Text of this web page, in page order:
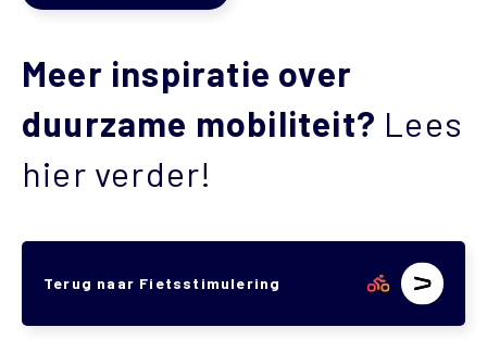
Meer inspiratie over
duurzame mobiliteit? Lees
hier verder!
Terug naar Fietsstimulering